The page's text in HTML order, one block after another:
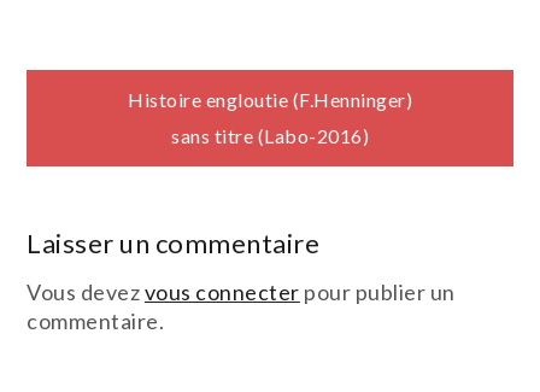
Navigation
de
l’article
Histoire engloutie (F.Henninger)
sans titre (Labo-2016)
Laisser un commentaire
Vous devezvous connecter pour publier un
commentaire.